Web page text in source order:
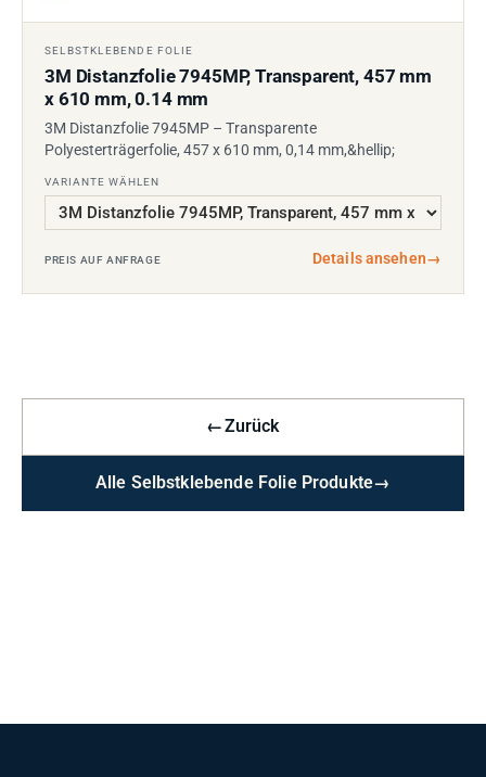
SELBSTKLEBENDE FOLIE
3M Distanzfolie 7945MP, Transparent, 457 mm
x 610 mm, 0.14 mm
3M Distanzfolie 7945MP – Transparente
Polyesterträgerfolie, 457 x 610 mm, 0,14 mm,&hellip;
VARIANTE WÄHLEN
PREIS AUF ANFRAGE Details ansehen→
←Zurück
Alle Selbstklebende Folie Produkte→